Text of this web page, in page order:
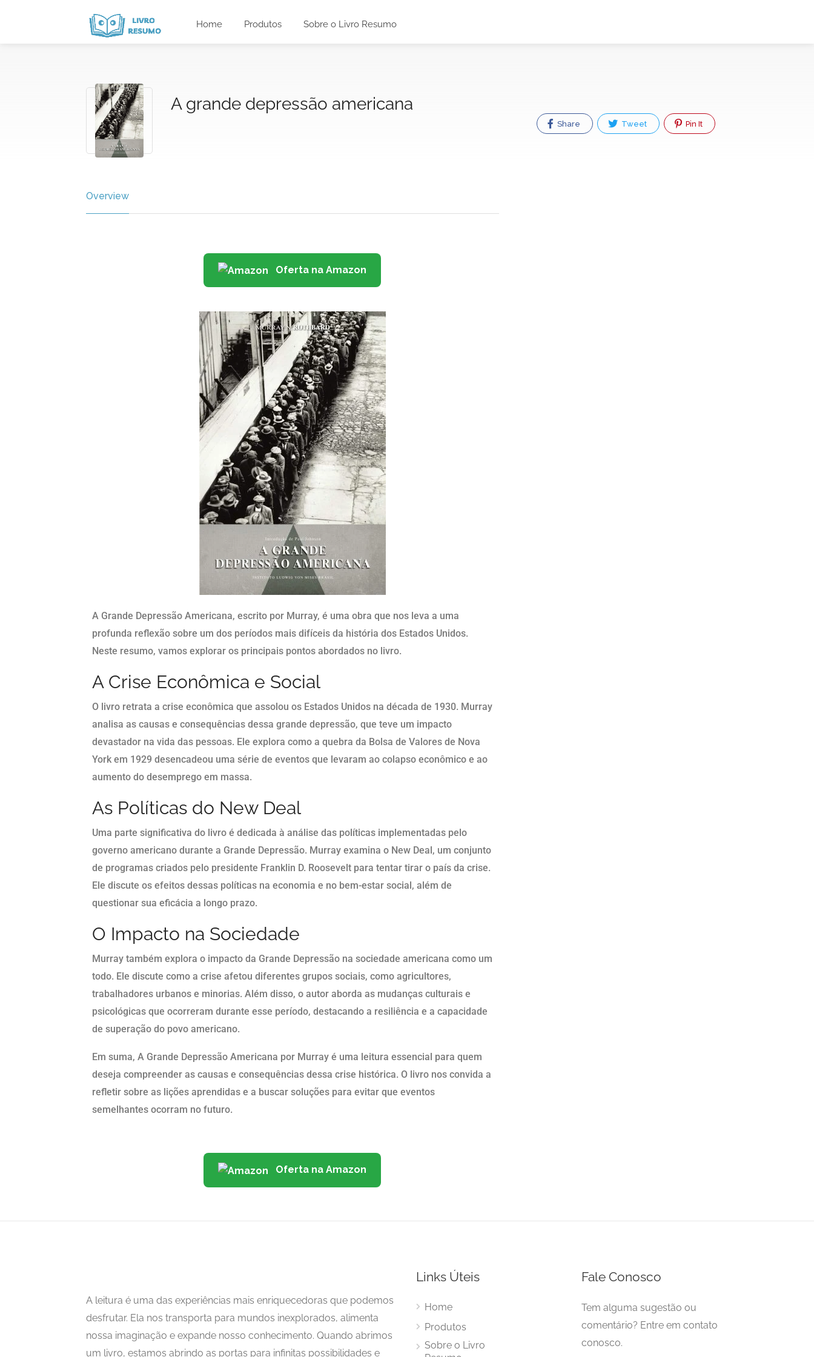
Home Produtos Sobre o Livro Resumo
A grande depressão americana
Overview
Oferta na Amazon
A Grande Depressão Americana, escrito por Murray, é uma obra que nos leva a uma
profunda reflexão sobre um dos períodos mais difíceis da história dos Estados Unidos.
Neste resumo, vamos explorar os principais pontos abordados no livro.
A Crise Econômica e Social
O livro retrata a crise econômica que assolou os Estados Unidos na década de 1930. Murray
analisa as causas e consequências dessa grande depressão, que teve um impacto
devastador na vida das pessoas. Ele explora como a quebra da Bolsa de Valores de Nova
York em 1929 desencadeou uma série de eventos que levaram ao colapso econômico e ao
aumento do desemprego em massa.
As Políticas do New Deal
Uma parte significativa do livro é dedicada à análise das políticas implementadas pelo
governo americano durante a Grande Depressão. Murray examina o New Deal, um conjunto
de programas criados pelo presidente Franklin D. Roosevelt para tentar tirar o país da crise.
Ele discute os efeitos dessas políticas na economia e no bem-estar social, além de
questionar sua eficácia a longo prazo.
O Impacto na Sociedade
Murray também explora o impacto da Grande Depressão na sociedade americana como um
todo. Ele discute como a crise afetou diferentes grupos sociais, como agricultores,
trabalhadores urbanos e minorias. Além disso, o autor aborda as mudanças culturais e
psicológicas que ocorreram durante esse período, destacando a resiliência e a capacidade
de superação do povo americano.
Em suma, A Grande Depressão Americana por Murray é uma leitura essencial para quem
deseja compreender as causas e consequências dessa crise histórica. O livro nos convida a
refletir sobre as lições aprendidas e a buscar soluções para evitar que eventos
semelhantes ocorram no futuro.
Oferta na Amazon
Share Tweet Pin It
A leitura é uma das experiências mais enriquecedoras que podemos
desfrutar. Ela nos transporta para mundos inexplorados, alimenta
nossa imaginação e expande nosso conhecimento. Quando abrimos
um livro, estamos abrindo as portas para infinitas possibilidades e
Links Úteis
Home
Produtos
Sobre o Livro
Fale Conosco
Tem alguma sugestão ou
comentário? Entre em contato
conosco.